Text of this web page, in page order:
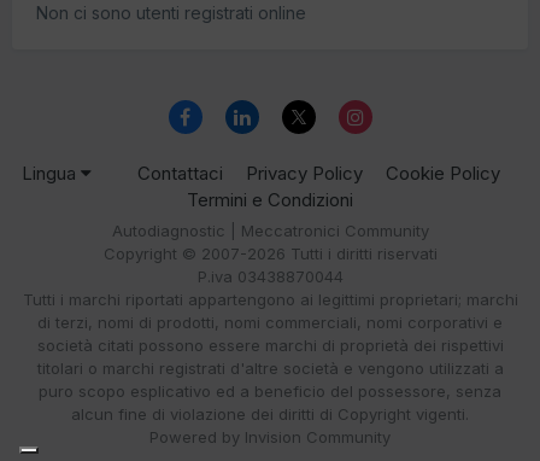
Non ci sono utenti registrati online
Lingua Contattaci Privacy Policy
Cookie Policy
Termini e Condizioni
Autodiagnostic | Meccatronici Community
Copyright © 2007-2026 Tutti i diritti riservati
P.iva 03438870044
Tutti i marchi riportati appartengono ai legittimi proprietari; marchi
di terzi, nomi di prodotti, nomi commerciali, nomi corporativi e
società citati possono essere marchi di proprietà dei rispettivi
titolari o marchi registrati d'altre società e vengono utilizzati a
puro scopo esplicativo ed a beneficio del possessore, senza
alcun fine di violazione dei diritti di Copyright vigenti.
Powered by Invision Community